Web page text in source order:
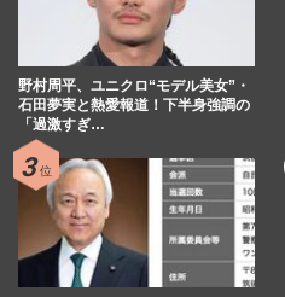
野村周平、ユニクロ“モデル美女”・
石田夢実と熱愛報道！下半身強調の
「過激すぎ…